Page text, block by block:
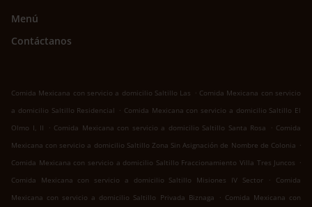
Menú
Contáctanos
Comida Mexicana con servicio a domicilio Saltillo Las . Comida Mexicana con servicio
a domicilio Saltillo Residencial . Comida Mexicana con servicio a domicilio Saltillo El
Olmo I, II
. Comida Mexicana con servicio a domicilio Saltillo Santa Rosa . Comida
Mexicana con servicio a domicilio Saltillo Zona Sin Asignación de Nombre de Colonia .
Comida Mexicana con servicio a domicilio Saltillo Fraccionamiento Villa Tres Juncos .
Comida Mexicana con servicio a domicilio Saltillo Misiones IV Sector
.
Comida
Mexicana con servicio a domicilio Saltillo Privada Biznaga
. Comida Mexicana con